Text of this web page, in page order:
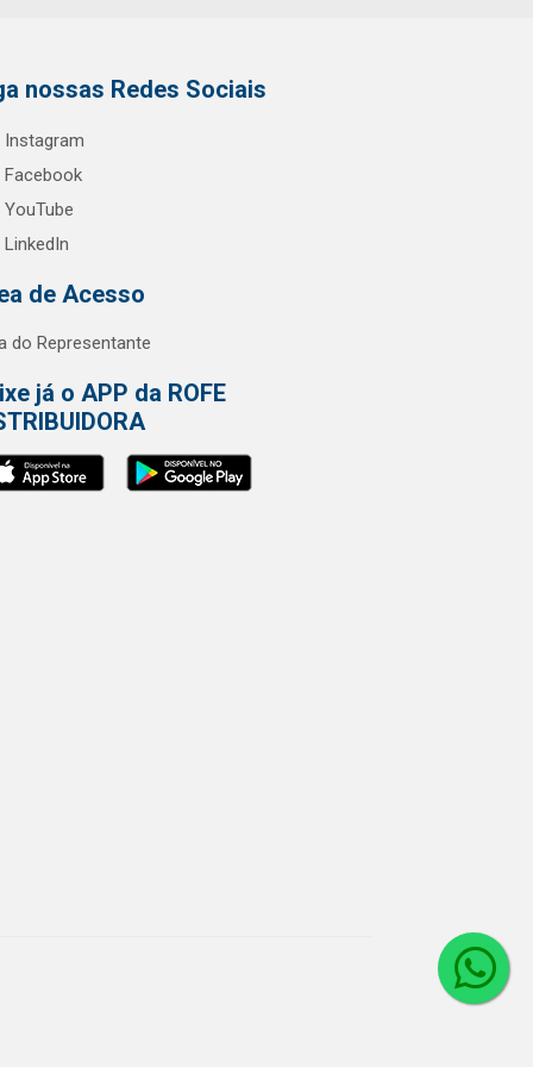
nossas Redes Sociais
Instagram
Facebook
YouTube
LinkedIn
de Acesso
do Representante
já o APP da ROFE